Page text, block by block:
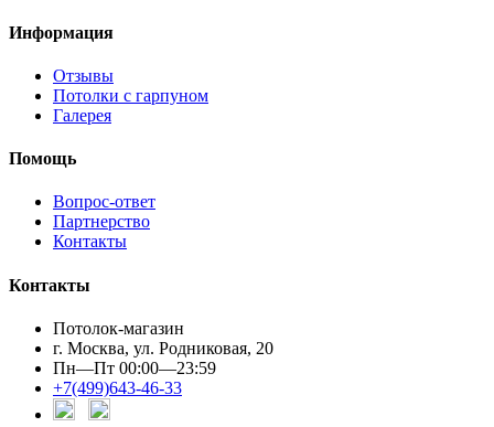
Информация
Отзывы
Потолки с гарпуном
Галерея
Помощь
Вопрос-ответ
Партнерство
Контакты
Контакты
Потолок-магазин
г. Москва, ул. Родниковая, 20
Пн—Пт 00:00—23:59
+7(499)643-46-33